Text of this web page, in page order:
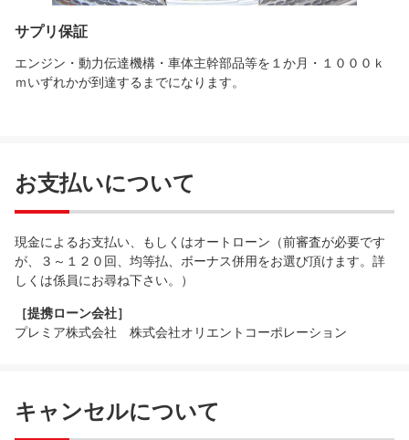
サプリ保証
エンジン・動力伝達機構・車体主幹部品等を１か月・１０００ｋ
ｍいずれかが到達するまでになります。
お支払いについて
現金によるお支払い、もしくはオートローン（前審査が必要です
が、３～１２０回、均等払、ボーナス併用をお選び頂けます。詳
しくは係員にお尋ね下さい。）
［提携ローン会社］
プレミア株式会社 株式会社オリエントコーポレーション
キャンセルについて